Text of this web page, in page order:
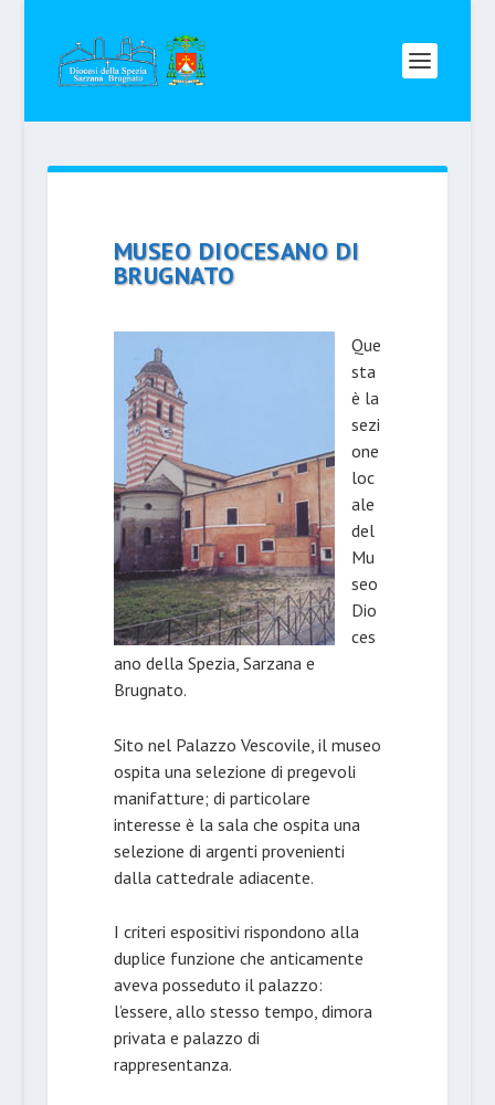
MUSEO DIOCESANO DI
BRUGNATO
Que
sta
è la
sezi
one
loc
ale
del
Mu
seo
Dio
ces
ano della Spezia, Sarzana e
Brugnato.
Sito nel Palazzo Vescovile, il museo
ospita una selezione di pregevoli
manifatture; di particolare
interesse è la sala che ospita una
selezione di argenti provenienti
dalla cattedrale adiacente.
I criteri espositivi rispondono alla
duplice funzione che anticamente
aveva posseduto il palazzo:
l’essere, allo stesso tempo, dimora
privata e palazzo di
rappresentanza.